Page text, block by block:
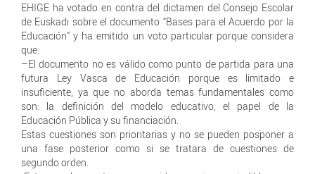
EHIGE ha votado en contra del dictamen del Consejo Escolar
de Euskadi sobre el documento “Bases para el Acuerdo por la
Educación” y ha emitido un voto particular porque considera
que:
–El documento no es válido como punto de partida para una
futura Ley Vasca de Educación porque es limitado e
insuficiente, ya que no aborda temas fundamentales como
son: la definición del modelo educativo, el papel de la
Educación Pública y su financiación.
Estas cuestiones son prioritarias y no se pueden posponer a
una fase posterior como si se tratara de cuestiones de
segundo orden.